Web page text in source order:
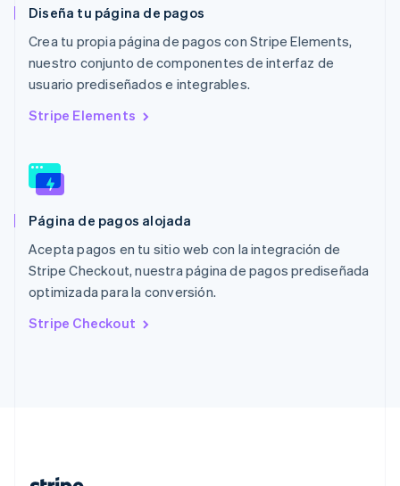
Diseña tu página de pagos
Crea tu propia página de pagos con Stripe Elements,
nuestro conjunto de componentes de interfaz de
usuario prediseñados e integrables.
Stripe Elements
Página de pagos alojada
Acepta pagos en tu sitio web con la integración de
Stripe Checkout, nuestra página de pagos prediseñada
optimizada para la conversión.
Stripe Checkout
Noruega
English
Nueva Zelanda
Países Bajos
Nederlands English
Portugal
Português
English简体中文
Reino Unido
English
República Checa
English
English